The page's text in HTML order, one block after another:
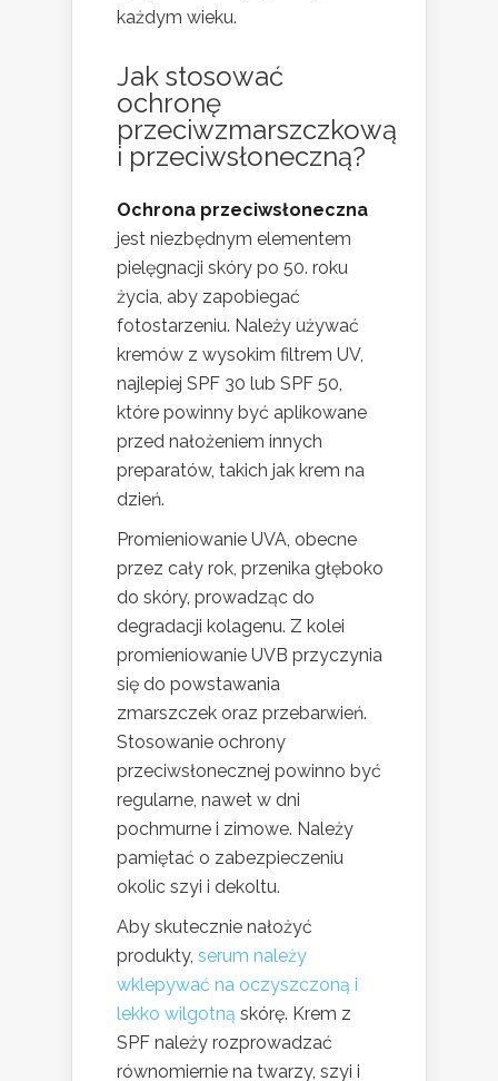
każdym wieku.
Jak stosować
ochronę
przeciwzmarszczkową
i przeciwsłoneczną?
Ochrona przeciwsłoneczna
jest niezbędnym elementem
pielęgnacji skóry po 50. roku
życia, aby zapobiegać
fotostarzeniu. Należy używać
kremów z wysokim filtrem UV,
najlepiej SPF 30 lub SPF 50,
które powinny być aplikowane
przed nałożeniem innych
preparatów, takich jak krem na
dzień.
Promieniowanie UVA, obecne
przez cały rok, przenika głęboko
do skóry, prowadząc do
degradacji kolagenu. Z kolei
promieniowanie UVB przyczynia
się do powstawania
zmarszczek oraz przebarwień.
Stosowanie ochrony
przeciwsłonecznej powinno być
regularne, nawet w dni
pochmurne i zimowe. Należy
pamiętać o zabezpieczeniu
okolic szyi i dekoltu.
Aby skutecznie nałożyć
produkty, serum należy
wklepywać na oczyszczoną i
lekko wilgotną skórę. Krem z
SPF należy rozprowadzać
równomiernie na twarzy, szyi i